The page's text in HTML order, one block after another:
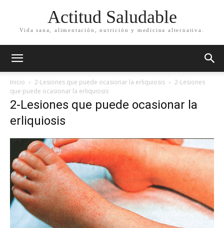
Actitud Saludable
Vida sana, alimentación, nutrición y medicina alternativa.
Inicio 2-Lesiones que puede ocasionar la erliquiosis
2-Lesiones
que puede ocasionar la erliquiosis
2-Lesiones que puede ocasionar la
erliquiosis